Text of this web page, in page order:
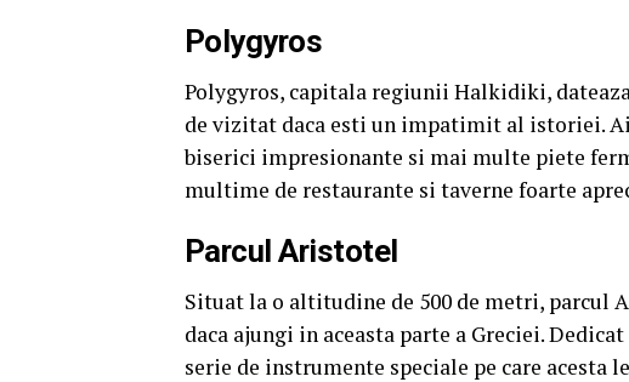
​Polygyros
Polygyros, capitala regiunii Halkidiki,
de vizitat daca esti un impatimit al istoriei.
biserici impresionante si mai multe piete
multime de restaurante si taverne foarte
​Parcul Aristotel
Situat la o altitudine de 500 de metri, parcul
daca ajungi in aceasta parte a Greciei.
serie de instrumente speciale pe care